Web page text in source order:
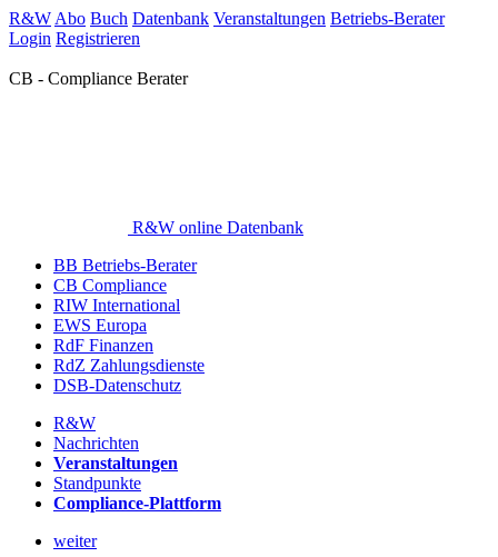
R&W Abo Buch Datenbank Veranstaltungen Betriebs-Berater
Login Registrieren
CB - Compliance Berater
R&W online Datenbank
BB Betriebs-Berater
CB Compliance
RIW International
EWS Europa
RdF Finanzen
RdZ Zahlungsdienste
DSB-Datenschutz
R&W
Nachrichten
Veranstaltungen
Standpunkte
Compliance-Plattform
weiter